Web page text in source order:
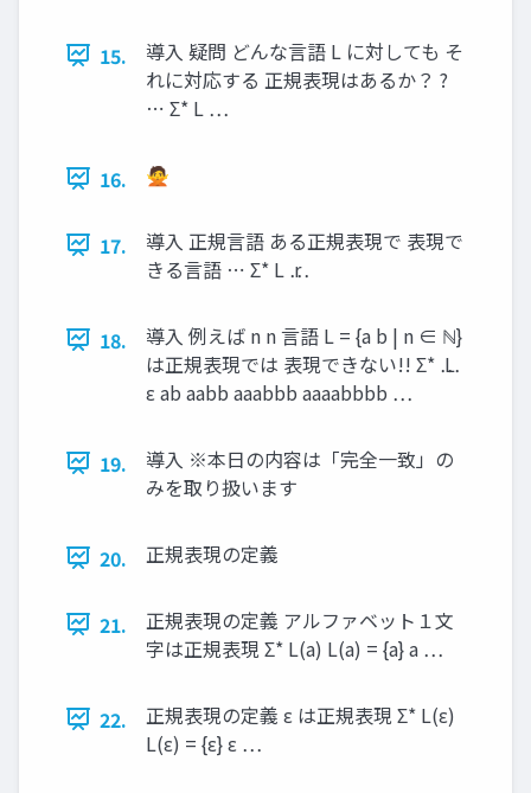
15.
導入 疑問 どんな言語 L に対しても そ
れに対応する 正規表現はあるか？ ?
⋯ Σ* L ⋯
16. 🙅
17.
導入 正規言語 ある正規表現で 表現で
きる言語 ⋯ Σ* L ⋯ r
18.
導入 例えば n n 言語 L = {a b | n ∈ ℕ}
は正規表現では 表現できない!! Σ* ⋯ L
ε ab aabb aaabbb aaaabbbb ⋯
19.
導入 ※本日の内容は「完全一致」の
みを取り扱います
20. 正規表現の定義
21.
正規表現の定義 アルファベット１文
字は正規表現 Σ* L(a) L(a) = {a} a ⋯
22.
正規表現の定義 ε は正規表現 Σ* L(ε)
L(ε) = {ε} ε ⋯